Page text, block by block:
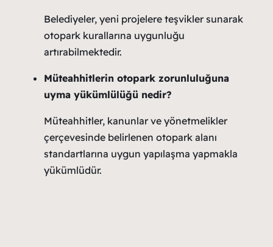
Belediyeler, yeni projelere teşvikler sunarak
otopark kurallarına uygunluğu
artırabilmektedir.
Müteahhitlerin otopark zorunluluğuna
uyma yükümlülüğü nedir?
Müteahhitler, kanunlar ve yönetmelikler
çerçevesinde belirlenen otopark alanı
standartlarına uygun yapılaşma yapmakla
yükümlüdür.